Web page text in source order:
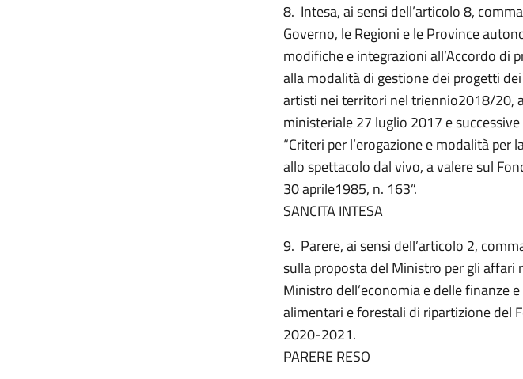
8. Intesa, ai sensi dell’articolo 8,
Governo, le Regioni e le Province
modifiche e integrazioni all’Accordo di
alla modalità di gestione dei progetti
artisti nei territori nel triennio2018/20,
ministeriale 27 luglio 2017 e
“Criteri per l’erogazione e modalità
allo spettacolo dal vivo, a valere sul
30 aprile1985, n. 163”.
SANCITA INTESA
9. Parere, ai sensi dell’articolo 2,
sulla proposta del Ministro per gli
Ministro dell’economia e delle finanze
alimentari e forestali di ripartizione del
2020-2021.
PARERE RESO